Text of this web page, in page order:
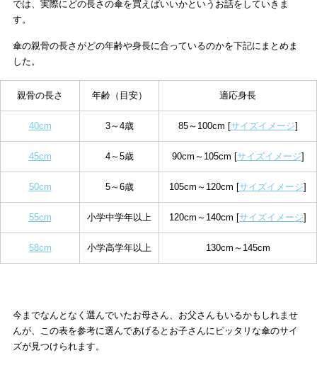
では、実際にどの長さの傘を買えばいいかというお話をしていきま
す。
傘の親骨の長さがどの年齢や身長に合っているのかを下記にまとめま
した。
親骨の長さ 年齢（目安） 適応身長
40cm 3～4歳 85～100cm [サイズイメージ]
45cm 4～5歳 90cm～105cm [サイズイメージ]
50cm 5～6歳 105cm～120cm [サイズイメージ]
55cm 小学中学年以上 120cm～140cm [サイズイメージ]
58cm 小学高学年以上 130cm～145cm
今までなんとなく選んでいたお母さん、お父さんもいるかもしれませ
んが、この表を参考に選んであげるとお子さんにピッタリな傘のサイ
ズが見つけられます。